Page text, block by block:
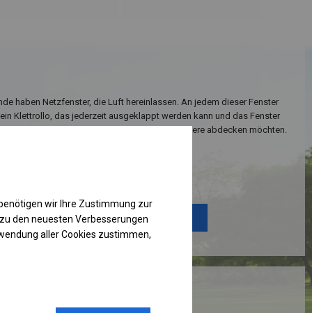
haben Netzfenster, die Luft hereinlassen. An jedem dieser Fenster
Klettrollo, das jederzeit ausgeklappt werden kann und das Fenster
bei Regen oder wenn Sie das Zeltinnere abdecken möchten.
Plane ändern
wir Ihre Zustimmung zur
den neuesten Verbesserungen
aller Cookies zustimmen,